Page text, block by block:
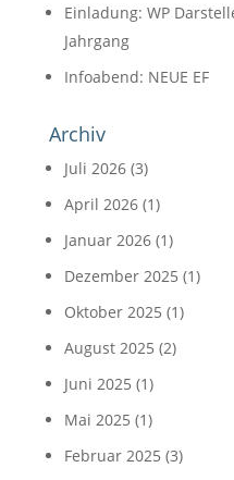
Einladung: WP
Jahrgang
Infoabend: NEUE EF
Archiv
Juli 2026(3)
April 2026(1)
Januar 2026(1)
Dezember 2025 (1)
Oktober 2025 (1)
August 2025 (2)
Juni 2025 (1)
Mai 2025 (1)
Februar 2025 (3)